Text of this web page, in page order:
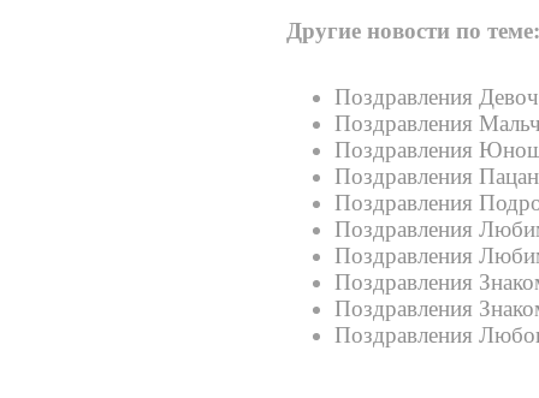
Другие новости по теме:
Поздравления
Поздравления
Поздравления
Поздравления
Поздравления
Поздравления
Поздравления
Поздравления
Поздравления
Поздравления